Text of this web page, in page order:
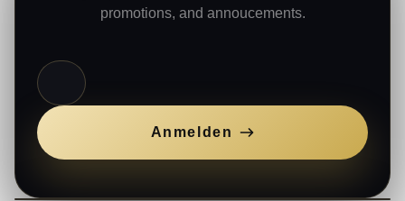
promotions, and annoucements.
E-Mail
Anmelden